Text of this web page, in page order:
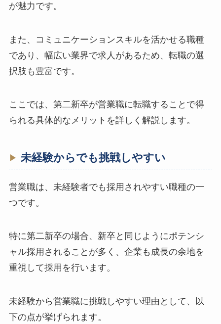
が魅力です。
また、コミュニケーションスキルを活かせる職種
であり、幅広い業界で求人があるため、転職の選
択肢も豊富です。
ここでは、第二新卒が営業職に転職することで得
られる具体的なメリットを詳しく解説します。
未経験からでも挑戦しやすい
営業職は、未経験者でも採用されやすい職種の一
つです。
特に第二新卒の場合、新卒と同じようにポテンシ
ャル採用されることが多く、企業も成長の余地を
重視して採用を行います。
未経験から営業職に挑戦しやすい理由として、以
下の点が挙げられます。